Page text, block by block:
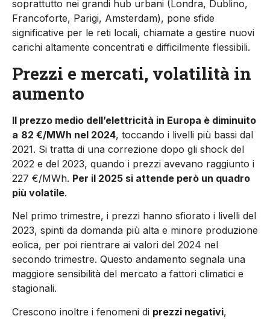
soprattutto nei grandi hub urbani (Londra, Dublino,
Francoforte, Parigi, Amsterdam), pone sfide
significative per le reti locali, chiamate a gestire nuovi
carichi altamente concentrati e difficilmente flessibili.
Prezzi e mercati, volatilità in
aumento
Il prezzo medio dell’elettricità in Europa è diminuito
a 82 €/MWh nel 2024, toccando i livelli più bassi dal
2021. Si tratta di una correzione dopo gli shock del
2022 e del 2023, quando i prezzi avevano raggiunto i
227 €/MWh. Per il 2025 si attende però un quadro
più volatile.
Nel primo trimestre, i prezzi hanno sfiorato i livelli del
2023, spinti da domanda più alta e minore produzione
eolica, per poi rientrare ai valori del 2024 nel
secondo trimestre. Questo andamento segnala una
maggiore sensibilità del mercato a fattori climatici e
stagionali.
Crescono inoltre i fenomeni di prezzi negativi,